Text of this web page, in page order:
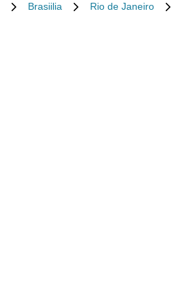
Brasiilia Rio de Janeiro